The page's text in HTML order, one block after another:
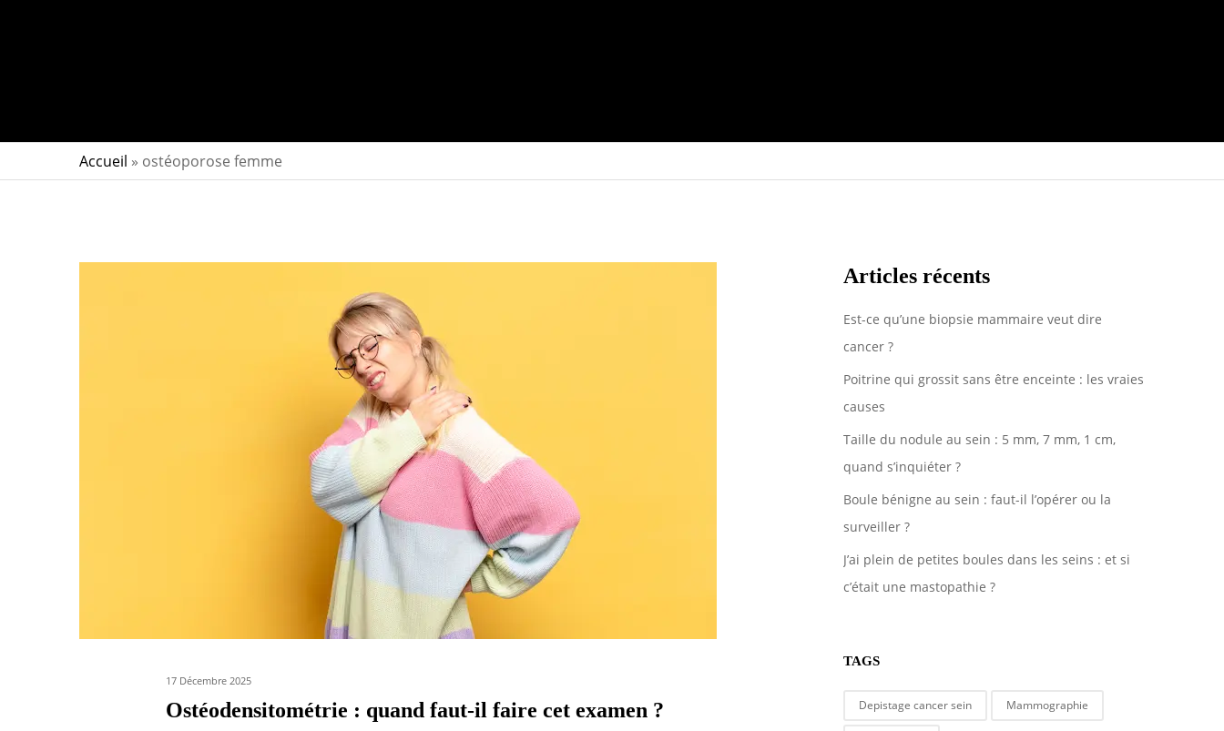
Accueil » ostéoporose femme
17 Décembre 2025
Ostéodensitométrie : quand faut-il faire cet examen ?
Articles récents
Est-ce qu’une biopsie mammaire veut dire
cancer ?
Poitrine qui grossit sans être enceinte : les vraies
causes
Taille du nodule au sein : 5 mm, 7 mm, 1 cm,
quand s’inquiéter ?
Boule bénigne au sein : faut-il l’opérer ou la
surveiller ?
J’ai plein de petites boules dans les seins : et si
c’était une mastopathie ?
TAGS
Depistage cancer sein Mammographie